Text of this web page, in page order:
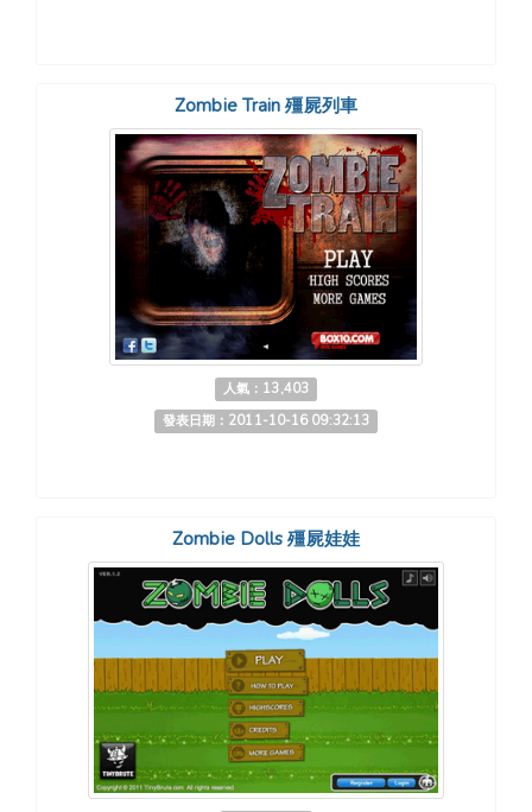
Zombie Train 殭屍列車
人氣：13,403
發表日期：2011-10-16 09:32:13
Zombie Dolls 殭屍娃娃